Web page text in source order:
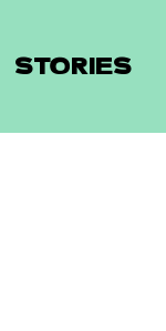
STORIES